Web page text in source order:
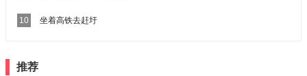
10 坐着高铁去赶圩
推荐